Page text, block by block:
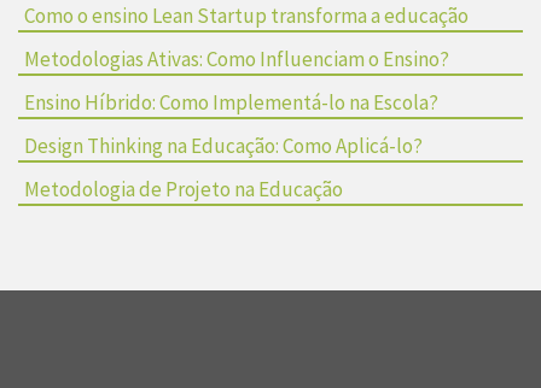
Como o ensino Lean Startup transforma a educação
Metodologias Ativas: Como Influenciam o Ensino?
Ensino Híbrido: Como Implementá-lo na Escola?
Design Thinking na Educação: Como Aplicá-lo?
Metodologia de Projeto na Educação